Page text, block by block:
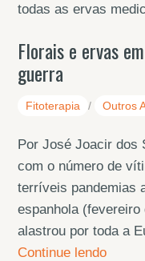
todas as ervas
Florais e ervas
guerra
Fitoterapia / Outros
Por José Joacir dos
com o número de
terríveis pandemias
espanhola
alastrou por toda a
Continue lendo